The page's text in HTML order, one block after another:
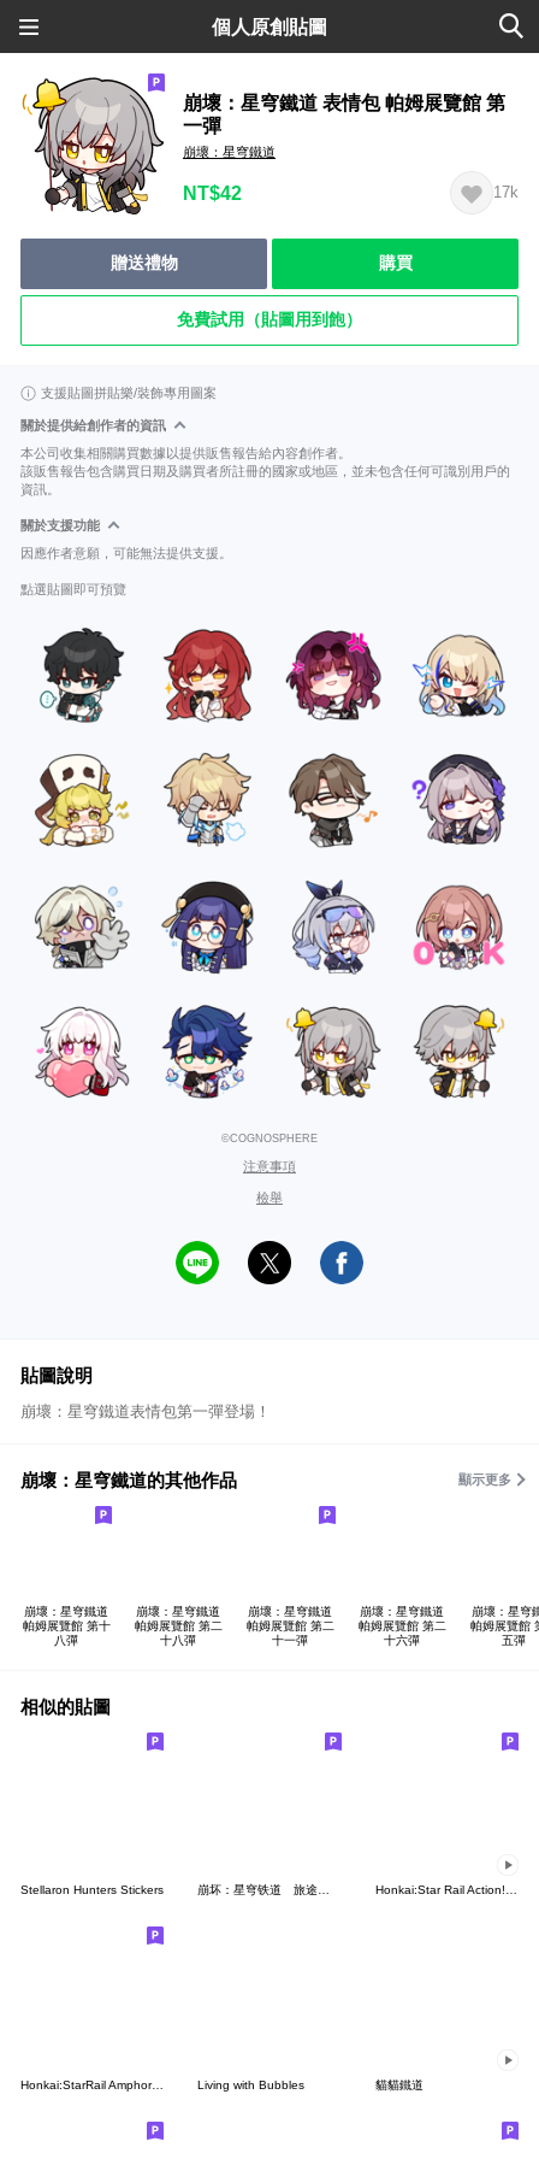
個人原創貼圖
崩壞：星穹鐵道 表情包 帕姆展覽館 第
一彈
崩壞：星穹鐵道
NT$42 17k
贈送禮物 購買
免費試用（貼圖用到飽）
支援貼圖拼貼樂/裝飾專用圖案
關於提供給創作者的資訊
本公司收集相關購買數據以提供販售報告給內容創作者。
該販售報告包含購買日期及購買者所註冊的國家或地區，並未包含任何可識別用戶的
資訊。
關於支援功能
因應作者意願，可能無法提供支援。
點選貼圖即可預覽
©COGNOSPHERE
注意事項
檢舉
貼圖說明
崩壞：星穹鐵道表情包第一彈登場！
崩壞：星穹鐵道的其他作品 顯示更多
崩壞：星穹鐵道
帕姆展覽館 第十
八彈
崩壞：星穹鐵道
帕姆展覽館 第二
十八彈
崩壞：星穹鐵道
帕姆展覽館 第二
十一彈
崩壞：星穹鐵道
帕姆展覽館 第二
十六彈
崩壞：星穹
帕姆展覽館
五彈
相似的貼圖
Stellaron Hunters Stickers 崩坏：星穹铁道 旅途轨迹 Honkai:Star Rail Action! Dangle Emoticon
Honkai:StarRail AmphoreuStickers Living with Bubbles 貓貓鐵道